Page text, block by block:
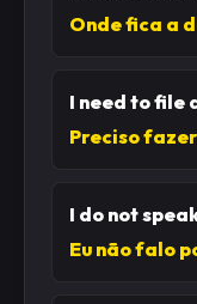
Onde fica a
I need to file
Preciso
I do not
Eu não falo